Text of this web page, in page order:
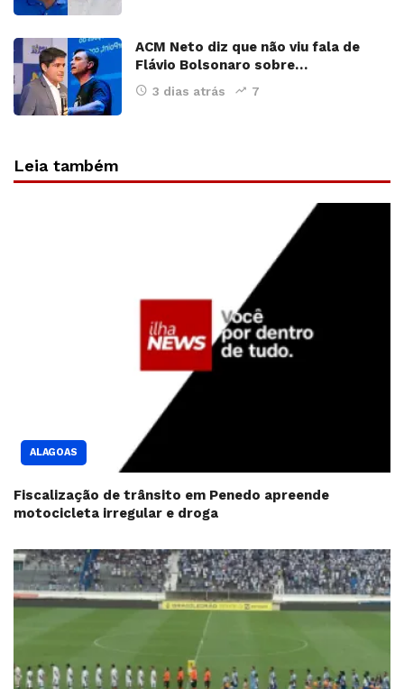
ACM Neto diz que não viu fala de
Flávio Bolsonaro sobre…
3 dias atrás 7
Leia também
ALAGOAS
Fiscalização de trânsito em Penedo apreende
motocicleta irregular e droga